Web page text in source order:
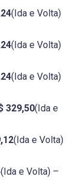
(Ida e Volta)
(Ida e Volta)
(Ida e Volta)
329,50(Ida e
(Ida e Volta)
(Ida e Volta) –